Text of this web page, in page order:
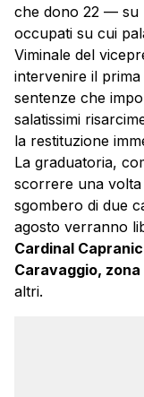
che dono 22 — su
occupati su cui
Viminale del
intervenire il
sentenze che
salatissimi
la restituzione
La graduatoria,
scorrere una
sgombero di due
agosto verranno
Cardinal
Caravaggio,
altri.